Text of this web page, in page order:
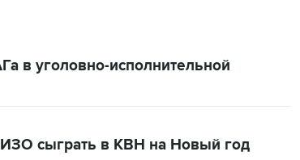
в уголовно-исполнительной
сыграть в КВН на Новый год